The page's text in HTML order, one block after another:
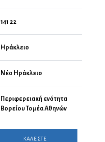
141 22
Ηράκλειο
Νέο Ηράκλειο
Περιφερειακή ενότητα
Βορείου Τομέα Αθηνών
ΚΑΛΕΣΤΕ